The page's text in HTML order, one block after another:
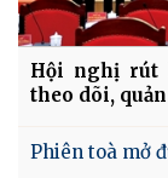
Hội nghị rút
theo dõi,
Phiên toà mở